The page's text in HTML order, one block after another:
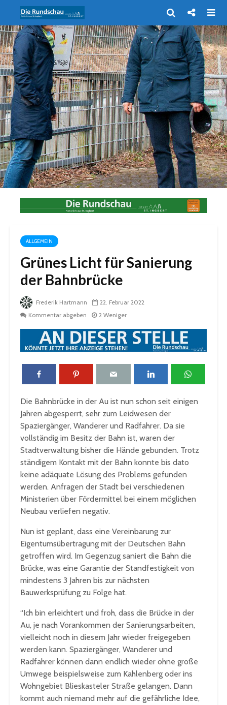
ALLGEMEIN
Grünes Licht für Sanierung
der Bahnbrücke
Frederik Hartmann
22. Februar 2022
Kommentar abgeben
2 Weniger
Die Bahnbrücke in der Au ist nun schon seit einigen
Jahren abgesperrt, sehr zum Leidwesen der
Spaziergänger, Wanderer und Radfahrer. Da sie
vollständig im Besitz der Bahn ist, waren der
Stadtverwaltung bisher die Hände gebunden. Trotz
ständigem Kontakt mit der Bahn konnte bis dato
keine adäquate Lösung des Problems gefunden
werden. Anfragen der Stadt bei verschiedenen
Ministerien über Fördermittel bei einem möglichen
Neubau verliefen negativ.
Nun ist geplant, dass eine Vereinbarung zur
Eigentumsübertragung mit der Deutschen Bahn
getroffen wird. Im Gegenzug saniert die Bahn die
Brücke, was eine Garantie der Standfestigkeit von
mindestens 3 Jahren bis zur nächsten
Bauwerksprüfung zu Folge hat.
“Ich bin erleichtert und froh, dass die Brücke in der
Au, je nach Vorankommen der Sanierungsarbeiten,
vielleicht noch in diesem Jahr wieder freigegeben
werden kann. Spaziergänger, Wanderer und
Radfahrer können dann endlich wieder ohne große
Umwege beispielsweise zum Kahlenberg oder ins
Wohngebiet Blieskasteler Straße gelangen. Dann
kommt auch niemand mehr auf die gefährliche Idee,